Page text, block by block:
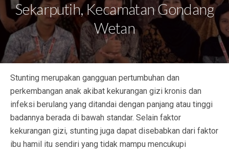
Sekarputih, Kecamatan Gondang
Wetan
Stunting merupakan gangguan pertumbuhan dan
perkembangan anak akibat kekurangan gizi kronis dan
infeksi berulang yang ditandai dengan panjang atau tinggi
badannya berada di bawah standar. Selain faktor
kekurangan gizi, stunting juga dapat disebabkan dari faktor
ibu hamil itu sendiri yang tidak mampu mencukupi